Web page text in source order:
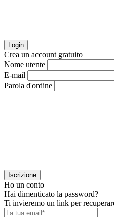
Login
Crea un account gratuito
Nome utente
E-mail
Parola d'ordine
Iscrizione
Ho un conto
Hai dimenticato la password?
Ti invieremo un link per